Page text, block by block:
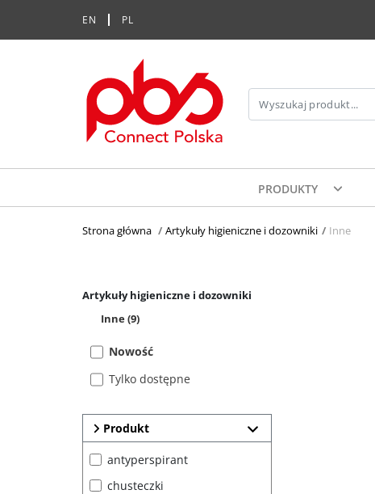
EN PL
PRODUKTY
Strona główna> Artykuły higieniczne i dozowniki> Inne
Artykuły higieniczne i dozowniki
Inne(9)
Nowość
Tylko dostępne
Produkt
antyperspirant
chusteczki